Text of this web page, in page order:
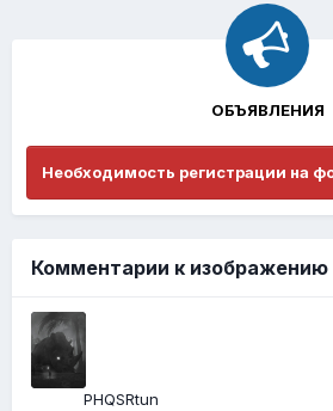
ОБЪЯВЛЕНИЯ
Необходимость регистрации на
Комментарии к изображению
PHQSRtun